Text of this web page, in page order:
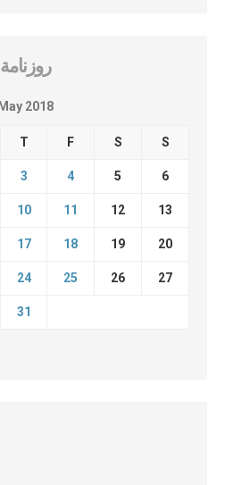
روزنامة
May 2018
T F S S
3 4 5 6
10 11 12 13
17 18 19 20
24 25 26 27
31